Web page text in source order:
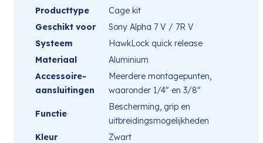
Producttype
Cage kit
Geschikt voor
Sony Alpha 7 V / 7R V
Systeem
HawkLock quick release
Materiaal
Aluminium
Accessoire-
aansluitingen
Meerdere montagepunten,
waaronder 1/4″ en 3/8″
Functie
Bescherming, grip en
uitbreidingsmogelijkheden
Kleur
Zwart